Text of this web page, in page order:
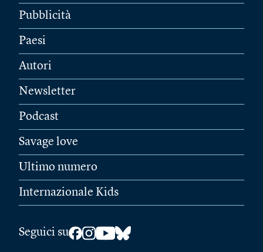
Pubblicità
Paesi
Autori
Newsletter
Podcast
Savage love
Ultimo numero
Internazionale Kids
Seguici su